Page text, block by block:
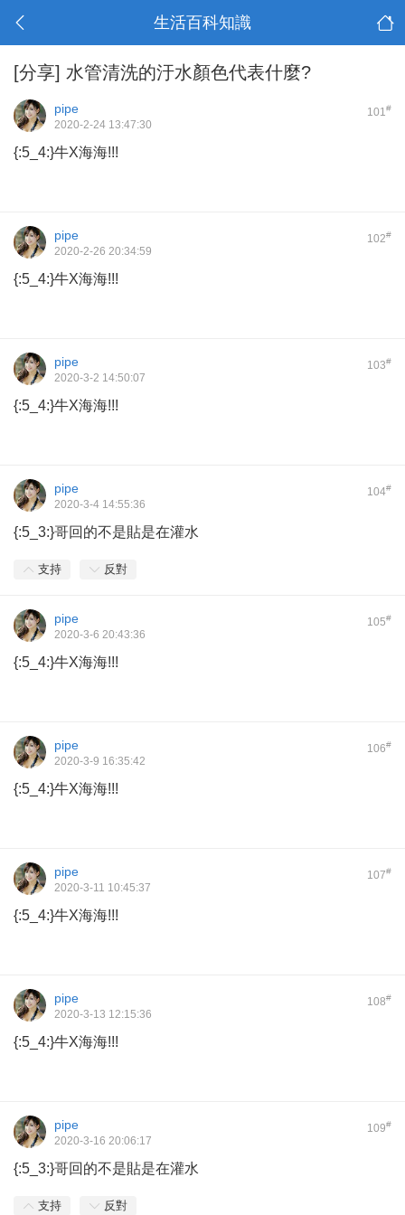
生活百科知識
[分享] 水管清洗的汙水顏色代表什麼?
101#
pipe
2020-2-24 13:47:30
{:5_4:}牛X海海!!!
102#
pipe
2020-2-26 20:34:59
{:5_4:}牛X海海!!!
103#
pipe
2020-3-2 14:50:07
{:5_4:}牛X海海!!!
104#
pipe
2020-3-4 14:55:36
{:5_3:}哥回的不是貼是在灌水
支持 反對
105#
pipe
2020-3-6 20:43:36
{:5_4:}牛X海海!!!
106#
pipe
2020-3-9 16:35:42
{:5_4:}牛X海海!!!
107#
pipe
2020-3-11 10:45:37
{:5_4:}牛X海海!!!
108#
pipe
2020-3-13 12:15:36
{:5_4:}牛X海海!!!
109#
pipe
2020-3-16 20:06:17
{:5_3:}哥回的不是貼是在灌水
支持 反對